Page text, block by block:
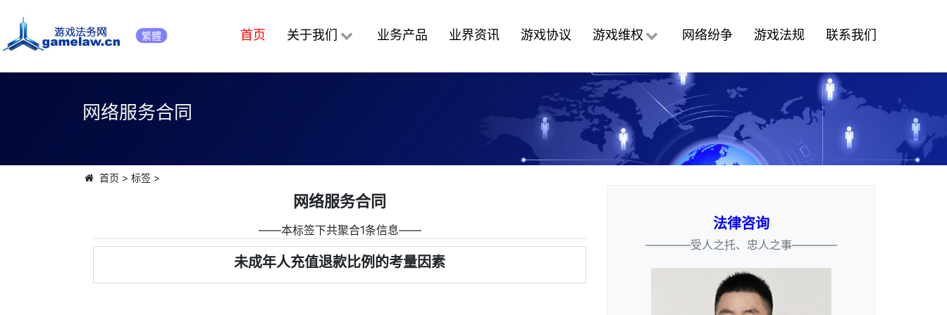
繁體 首页 关于我们 业务产品 业界资讯 游戏协议 游戏维权 网络纷争 游戏法规 联系我们
网络服务合同
首页 > 标签>
网络服务合同
――本标签下共聚合1条信息――
未成年人充值退款比例的考量因素
法律咨询
————受人之托、忠人之事————